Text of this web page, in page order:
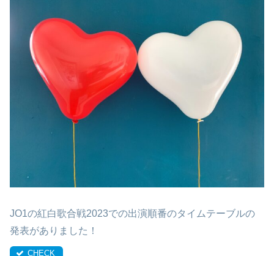
JO1の紅白歌合戦2023での出演順番のタイムテーブルの
発表がありました！